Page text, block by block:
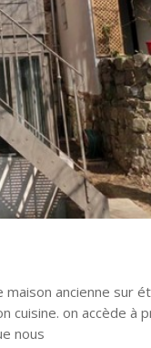
ancienne sur
cuisine. on accède à
nous